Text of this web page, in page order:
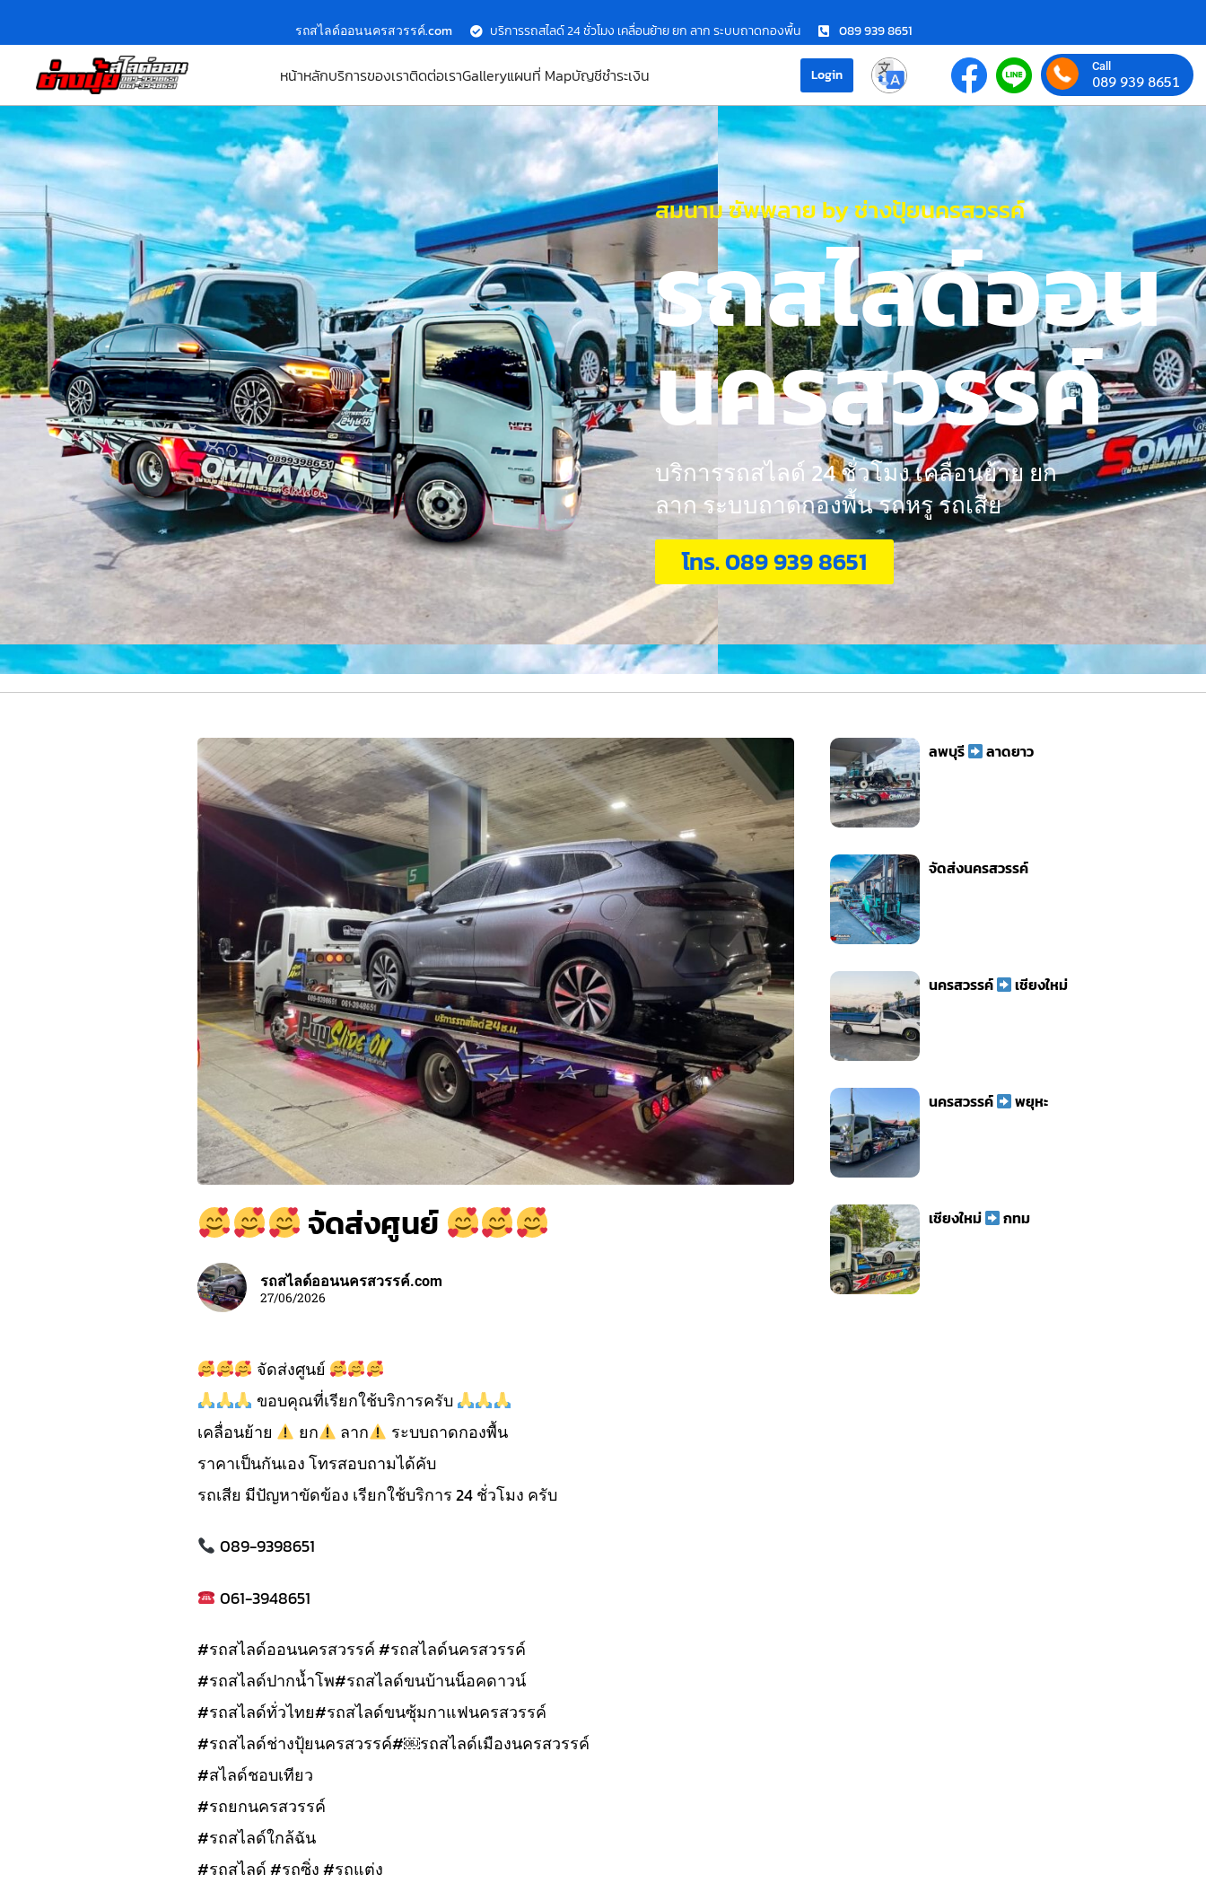
รถสไลด์ออนนครสวรรค์.com บริการรถสไลด์ 24 ชั่วโมง เคลื่อนย้าย ยก ลาก ระบบถาดกองพื้น 089 939 8651
หน้าหลักบริการของเราติดต่อเราGalleryแผนที่ Mapบัญชีชำระเงิน Login Call
089 939 8651
สมนาม ซัพพลาย by ช่างปุ้ยนครสวรรค์
รถสไลด์ออน
นครสวรรค์
บริการรถสไลด์ 24 ชั่วโมง เคลื่อนย้าย ยก
ลาก ระบบถาดกองพื้น รถหรู รถเสีย
โทร. 089 939 8651
จัดส่งศูนย์
รถสไลด์ออนนครสวรรค์.com
27/06/2026
จัดส่งศูนย์
ขอบคุณที่เรียกใช้บริการครับ
เคลื่อนย้าย
ยก ลาก
ระบบถาดกองพื้น
ราคาเป็นกันเอง โทรสอบถามได้คับ
รถเสีย มีปัญหาขัดข้อง เรียกใช้บริการ 24 ชั่วโมง ครับ
089-9398651
061-3948651
#รถสไลด์ออนนครสวรรค์ #รถสไลด์นครสวรรค์
#รถสไลด์ปากน้ำโพ#รถสไลด์ขนบ้านน็อคดาวน์
#รถสไลด์ทั่วไทย#รถสไลด์ขนซุ้มกาแฟนครสวรรค์
#รถสไลด์ช่างปุ้ยนครสวรรค์#￼รถสไลด์เมืองนครสวรรค์
#สไลด์ชอบเทียว
#รถยกนครสวรรค์
#รถสไลด์ใกล้ฉัน
#รถสไลด์ #รถซิ่ง #รถแต่ง
ลพบุรี ลาดยาว
จัดส่งนครสวรรค์
นครสวรรค์ เชียงใหม่
นครสวรรค์ พยุหะ
เชียงใหม่ กทม